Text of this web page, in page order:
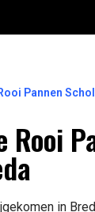
Pannen
Rooi
in